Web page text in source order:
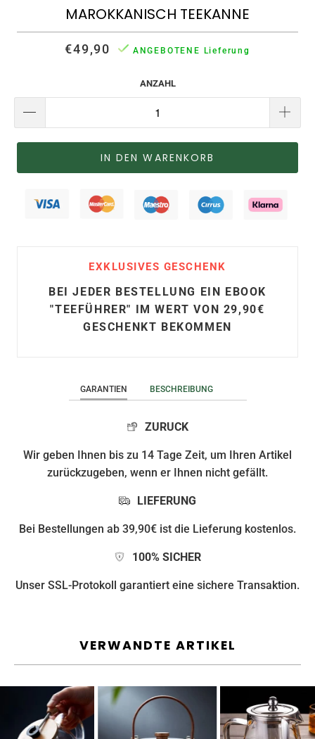
MAROKKANISCH TEEKANNE
€49,90 ANGEBOTENE Lieferung
ANZAHL
IN DEN WARENKORB
EXKLUSIVES GESCHENK
BEI JEDER BESTELLUNG EIN EBOOK
"TEEFÜHRER" IM WERT VON 29,90€
GESCHENKT BEKOMMEN
GARANTIEN BESCHREIBUNG
ZURUCK
Wir geben Ihnen bis zu 14 Tage Zeit, um Ihren Artikel
zurückzugeben, wenn er Ihnen nicht gefällt.
LIEFERUNG
Bei Bestellungen ab 39,90€ ist die Lieferung kostenlos.
100% SICHER
Unser SSL-Protokoll garantiert eine sichere Transaktion.
VERWANDTE ARTIKEL